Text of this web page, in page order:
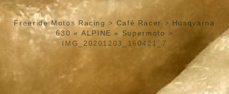
Freeride Motos Racing > Café Racer > Husqvarna
630 « ALPINE » Supermoto >
IMG_20201203_160421_7